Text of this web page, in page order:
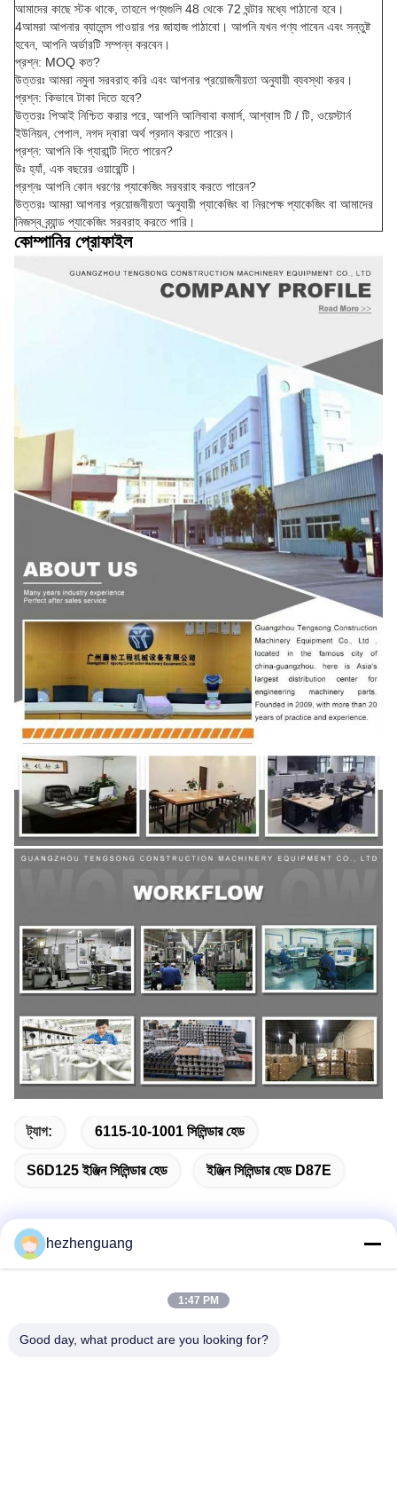
আমাদের কাছে স্টক থাকে, তাহলে পণ্যগুলি 48 থেকে 72 ঘন্টার মধ্যে পাঠানো হবে।
4আমরা আপনার ব্যালেন্স পাওয়ার পর জাহাজ পাঠাবো। আপনি যখন পণ্য পাবেন এবং সন্তুষ্ট
হবেন, আপনি অর্ডারটি সম্পন্ন করবেন।
প্রশ্ন: MOQ কত?
উত্তরঃ আমরা নমুনা সরবরাহ করি এবং আপনার প্রয়োজনীয়তা অনুযায়ী ব্যবস্থা করব।
প্রশ্ন: কিভাবে টাকা দিতে হবে?
উত্তরঃ পিআই নিশ্চিত করার পরে, আপনি আলিবাবা কমার্স, আশ্বাস টি / টি, ওয়েস্টার্ন
ইউনিয়ন, পেপাল, নগদ দ্বারা অর্থ প্রদান করতে পারেন।
প্রশ্ন: আপনি কি গ্যারান্টি দিতে পারেন?
উঃ হ্যাঁ, এক বছরের ওয়ারেন্টি।
প্রশ্নঃ আপনি কোন ধরণের প্যাকেজিং সরবরাহ করতে পারেন?
উত্তরঃ আমরা আপনার প্রয়োজনীয়তা অনুযায়ী প্যাকেজিং বা নিরপেক্ষ প্যাকেজিং বা আমাদের
নিজস্ব ব্র্যান্ড প্যাকেজিং সরবরাহ করতে পারি।
কোম্পানির প্রোফাইল
ট্যাগ: 6115-10-1001 সিলিন্ডার হেড
S6D125 ইঞ্জিন সিলিন্ডার হেড ইঞ্জিন সিলিন্ডার হেড D87E
ঠিকানা: ইংফেং মেশিনারি মার্কেট, নং 1192, ঝোংশান অ্যাভিনিউ, তিয়ানহে জেলা,
hezhenguang
1:47 PM
Good day, what product are you looking for?